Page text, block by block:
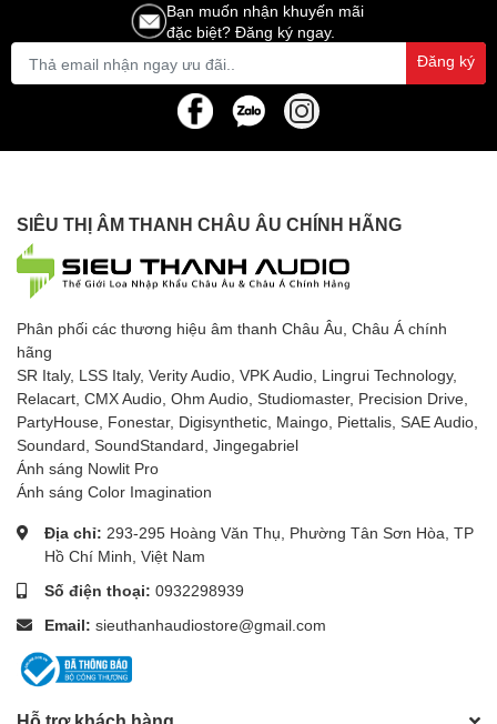
Bạn muốn nhận khuyến mãi
đặc biệt? Đăng ký ngay.
Đăng ký
SIÊU THỊ ÂM THANH CHÂU ÂU CHÍNH HÃNG
Phân phối các thương hiệu âm thanh Châu Âu, Châu Á chính
hãng
SR Italy, LSS Italy, Verity Audio, VPK Audio, Lingrui Technology,
Relacart, CMX Audio, Ohm Audio, Studiomaster, Precision Drive,
PartyHouse, Fonestar, Digisynthetic, Maingo, Piettalis, SAE Audio,
Soundard, SoundStandard, Jingegabriel
Ánh sáng Nowlit Pro
Ánh sáng Color Imagination
Địa chỉ: 293-295 Hoàng Văn Thụ, Phường Tân Sơn Hòa, TP
Hồ Chí Minh, Việt Nam
Số điện thoại: 0932298939
Email: sieuthanhaudiostore@gmail.com